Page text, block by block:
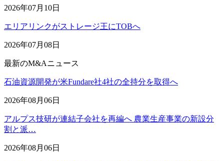
2026年07月10日
エリアリンクがストレージ王にTOBへ
2026年07月08日
最新のM&Aニュース
石油資源開発が米Fundare社4社の全持分を取得へ
2026年08月06日
アルプス技研が連結子会社を再編へ 農業生産事業の新設分
割と派…
2026年08月06日